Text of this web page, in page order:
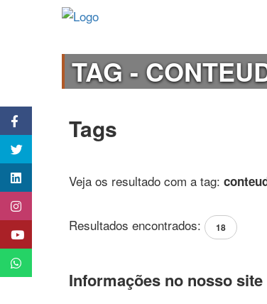
TAG -
Tags
Veja os resultado com a tag:
Resultados encontrados: 18
Informações no nosso site